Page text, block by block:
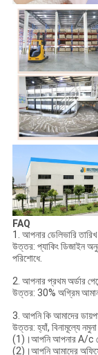
FAQ
1. আপনার ডেলিভারি
উত্তর: প্যাকিং ডিজাইন
পরিশোধে.
2. আপনার প্রথম অর্ডার
উত্তর: 30% অগ্রিম
3. আপনি কি আমাদের
উত্তর: হ্যাঁ, বিনামূল্যে নমুনা
(1)।আপনি আপনার A/c
(2)।আপনি আমাদের